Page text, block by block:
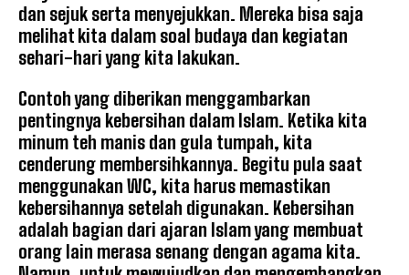
dan sejuk serta menyejukkan. Mereka bisa saja
melihat kita dalam soal budaya dan kegiatan
sehari-hari yang kita lakukan.
Contoh yang diberikan menggambarkan
pentingnya kebersihan dalam Islam. Ketika kita
minum teh manis dan gula tumpah, kita
cenderung membersihkannya. Begitu pula saat
menggunakan WC, kita harus memastikan
kebersihannya setelah digunakan. Kebersihan
adalah bagian dari ajaran Islam yang membuat
orang lain merasa senang dengan agama kita.